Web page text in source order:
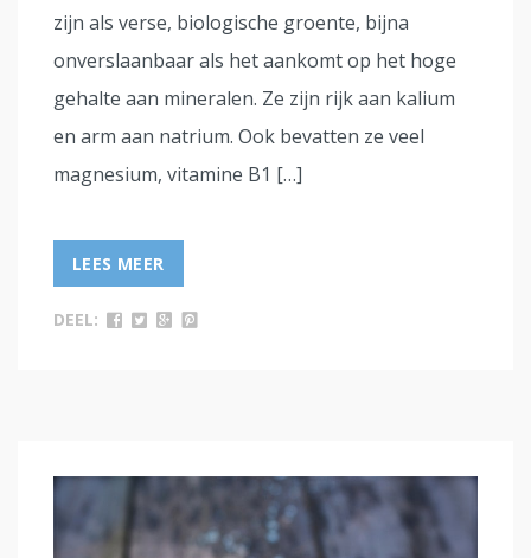
zijn als verse, biologische groente, bijna
onverslaanbaar als het aankomt op het hoge
gehalte aan mineralen. Ze zijn rijk aan kalium
en arm aan natrium. Ook bevatten ze veel
magnesium, vitamine B1 […]
LEES MEER
DEEL: